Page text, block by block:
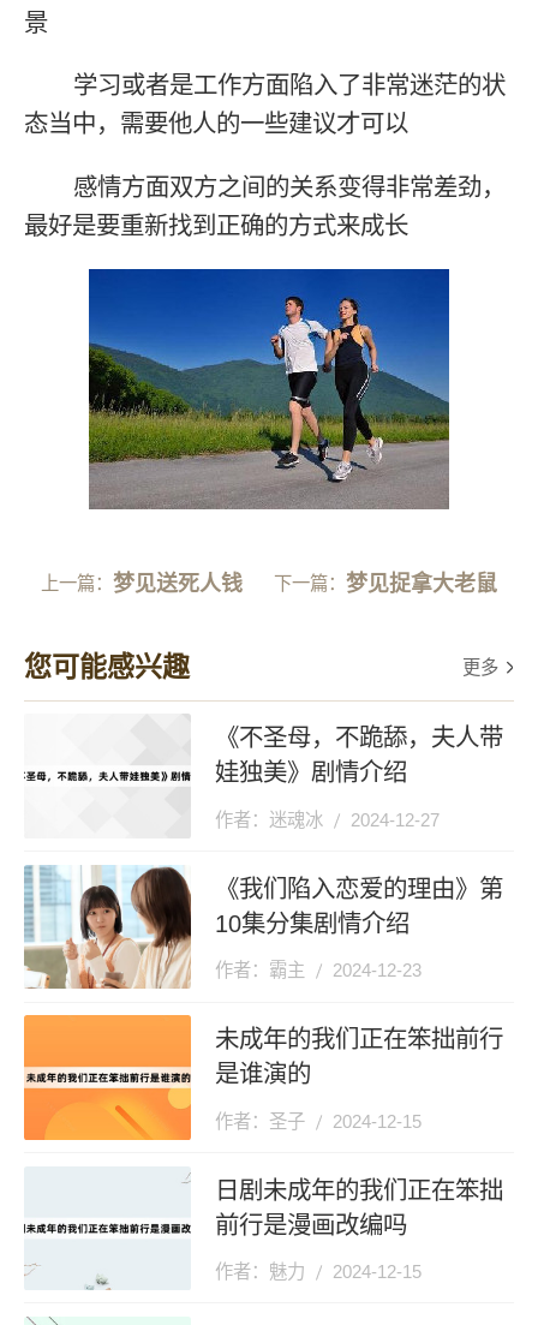
景
学习或者是工作方面陷入了非常迷茫的状
态当中，需要他人的一些建议才可以
感情方面双方之间的关系变得非常差劲，
最好是要重新找到正确的方式来成长
上一篇： 梦见送死人钱 下一篇：梦见捉拿大老鼠
您可能感兴趣 更多
《不圣母，不跪舔，夫人带
娃独美》剧情介绍
作者：迷魂冰 2024-12-27
《我们陷入恋爱的理由》第
10集分集剧情介绍
作者：霸主 2024-12-23
未成年的我们正在笨拙前行
是谁演的
作者：圣子 2024-12-15
日剧未成年的我们正在笨拙
前行是漫画改编吗
作者：魅力 2024-12-15